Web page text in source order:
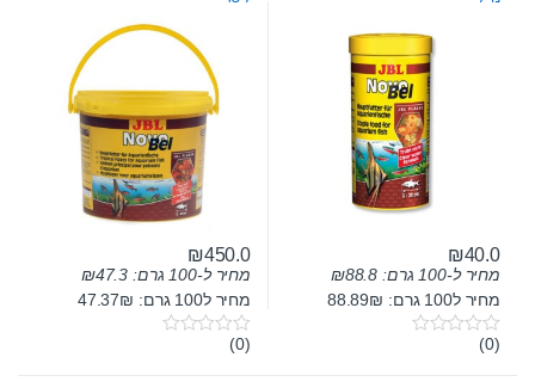
5
5
₪40.0
מחיר ל-100 גרם: ₪88.8
מחיר ל100 גרם: 88.89₪
0(0)
₪450.0
מחיר ל-100 גרם: ₪47.3
מחיר ל100 גרם: 47.37₪
0(0)